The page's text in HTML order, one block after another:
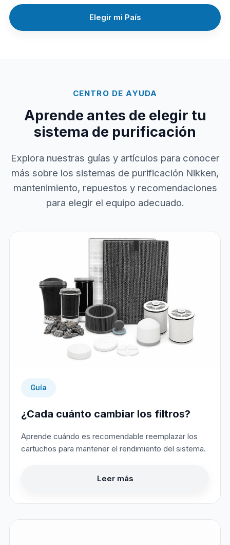
Elegir mi País
CENTRO DE AYUDA
Aprende antes de elegir tu
sistema de purificación
Explora nuestras guías y artículos para conocer
más sobre los sistemas de purificación Nikken,
mantenimiento, repuestos y recomendaciones
para elegir el equipo adecuado.
Guía
¿Cada cuánto cambiar los filtros?
Aprende cuándo es recomendable reemplazar los
cartuchos para mantener el rendimiento del sistema.
Leer más